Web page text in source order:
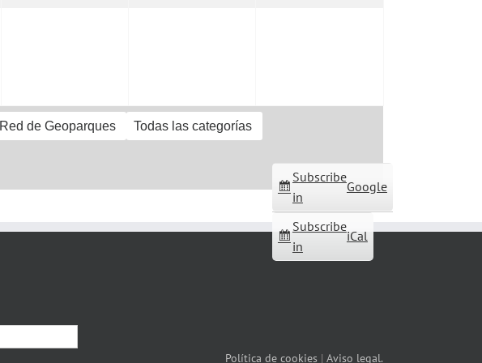
Red de Geoparques Todas las categorías
Subscribe
in
Google
Subscribe
in
iCal
Política de cookies | Aviso legal.